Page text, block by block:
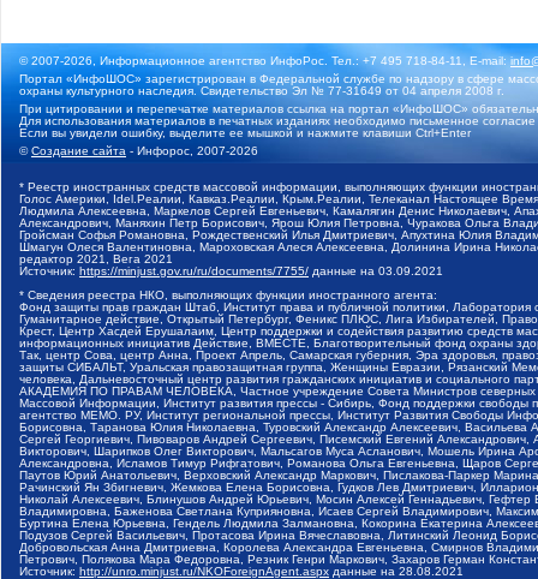
© 2007-2026, Информационное агентство ИнфоРос. Тел.: +7 495 718-84-11, E-mail:
Портал «ИнфоШОС» зарегистрирован в Федеральной службе по надзору в сфере
охраны культурного наследия. Свидетельство Эл № 77-31649 от 04 апреля 2008 г.
При цитировании и перепечатке материалов ссылка на портал «ИнфоШОС»
Для использования материалов в печатных изданиях необходимо письменное
Если вы увидели ошибку, выделите ее мышкой и нажмите клавиши Ctrl+Enter
©Создание сайта - Инфорос, 2007-2026
* Реестр иностранных средств массовой информации, выполняющих функции
Голос Америки, Idel.Реалии, Кавказ.Реалии, Крым.Реалии, Телеканал Настоящее
Людмила Алексеевна, Маркелов Сергей Евгеньевич, Камалягин Денис Николаевич,
Александрович, Маняхин Петр Борисович, Ярош Юлия Петровна, Чуракова Ольга
Гройсман Софья Романовна, Рождественский Илья Дмитриевич, Апухтина Юлия
Шмагун Олеся Валентиновна, Мароховская Алеся Алексеевна, Долинина Ирина
редактор 2021, Вега 2021
Источник: https://minjust.gov.ru/ru/documents/7755/ данные на 03.09.2021
* Сведения реестра НКО, выполняющих функции иностранного агента:
Фонд защиты прав граждан Штаб, Институт права и публичной политики,
Гуманитарное действие, Открытый Петербург, Феникс ПЛЮС, Лига Избирателей,
Крест, Центр Хасдей Ерушалаим, Центр поддержки и содействия развитию средств
информационных инициатив Действие, ВМЕСТЕ, Благотворительный фонд охраны
Так, центр Сова, центр Анна, Проект Апрель, Самарская губерния, Эра здоровья,
защиты СИБАЛЬТ, Уральская правозащитная группа, Женщины Евразии, Рязанский
человека, Дальневосточный центр развития гражданских инициатив и социального
АКАДЕМИЯ ПО ПРАВАМ ЧЕЛОВЕКА, Частное учреждение Совета Министров северных
Массовой Информации, Институт развития прессы - Сибирь, Фонд поддержки
агентство МЕМО. РУ, Институт региональной прессы, Институт Развития Свободы
Борисовна, Таранова Юлия Николаевна, Туровский Александр Алексеевич,
Сергей Георгиевич, Пивоваров Андрей Сергеевич, Писемский Евгений
Викторович, Шарипков Олег Викторович, Мальсагов Муса Асланович, Мошель Ирина
Александровна, Исламов Тимур Рифгатович, Романова Ольга Евгеньевна, Щаров
Паутов Юрий Анатольевич, Верховский Александр Маркович, Пислакова-Паркер
Рачинский Ян Збигневич, Жемкова Елена Борисовна, Гудков Лев Дмитриевич,
Николай Алексеевич, Блинушов Андрей Юрьевич, Мосин Алексей Геннадьевич,
Владимировна, Баженова Светлана Куприяновна, Исаев Сергей Владимирович,
Буртина Елена Юрьевна, Гендель Людмила Залмановна, Кокорина Екатерина
Подузов Сергей Васильевич, Протасова Ирина Вячеславовна, Литинский Леонид
Добровольская Анна Дмитриевна, Королева Александра Евгеньевна, Смирнов
Петрович, Полякова Мара Федоровна, Резник Генри Маркович, Захаров Герман
Источник: http://unro.minjust.ru/NKOForeignAgent.aspx данные на 28.08.2021